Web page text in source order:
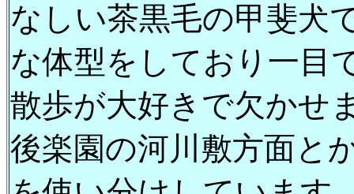
なしい茶黒毛の甲斐犬
な体型をしており一目
散歩が大好きで欠かせ
後楽園の河川敷方面と